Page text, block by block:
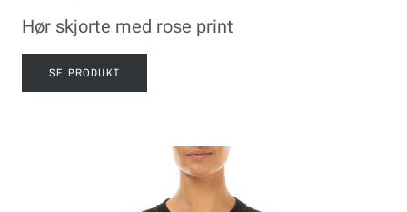
Hør skjorte med rose print
SE PRODUKT